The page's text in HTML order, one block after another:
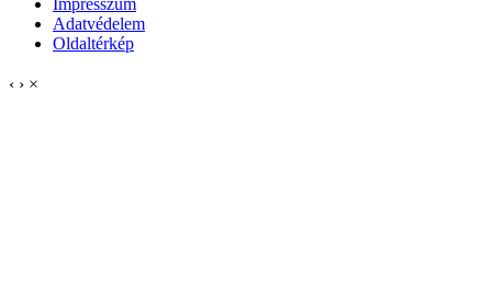
Impresszum
Adatvédelem
Oldaltérkép
‹ › ×